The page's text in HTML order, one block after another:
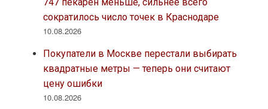
сократилось число точек в Краснодаре
10.08.2026
Покупатели в Москве перестали выбирать
квадратные метры — теперь они считают
цену ошибки
10.08.2026